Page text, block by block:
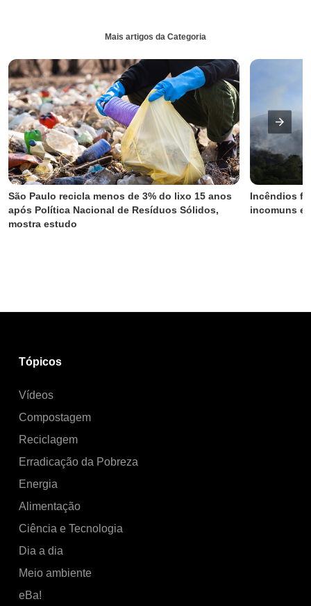
Mais artigos da Categoria
São Paulo recicla menos de 3% do lixo 15 anos
após Política Nacional de Resíduos Sólidos,
mostra estudo
Incêndios
incomuns
Tópicos
Vídeos
Compostagem
Reciclagem
Erradicação da Pobreza
Energia
Alimentação
Ciência e Tecnologia
Dia a dia
Meio ambiente
eBa!